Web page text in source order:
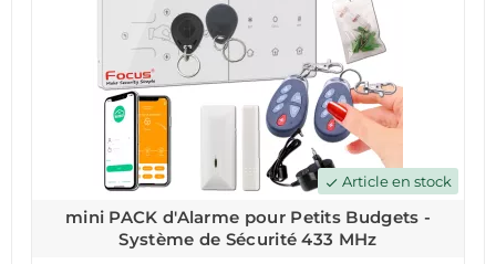
check Article en stock
mini PACK d'Alarme pour Petits Budgets -
Système de Sécurité 433 MHz